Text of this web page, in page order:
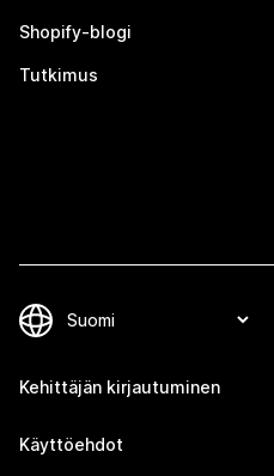
Shopify-blogi
Tutkimus
Kehittäjän kirjautuminen
Käyttöehdot